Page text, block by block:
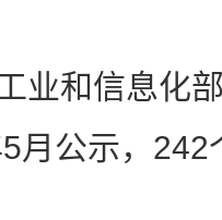
和信息化部
月公示，242